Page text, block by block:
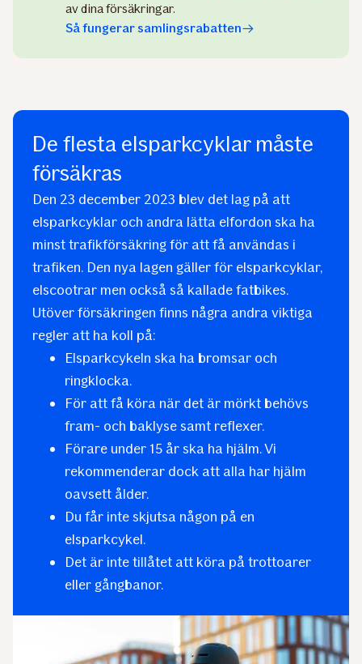
av dina försäkringar.
Så fungerar samlingsrabatten
De flesta elsparkcyklar måste
försäkras
Den 23 december 2023 blev det lag på att
elsparkcyklar och andra lätta elfordon ska ha
minst trafikförsäkring för att få användas i
trafiken. Den nya lagen gäller för elsparkcyklar,
elscootrar men också så kallade fatbikes.
Utöver försäkringen finns några andra viktiga
regler att ha koll på:
Elsparkcykeln ska ha bromsar och
ringklocka.
För att få köra när det är mörkt behövs
fram- och baklyse samt reflexer.
Förare under 15 år ska ha hjälm. Vi
rekommenderar dock att alla har hjälm
oavsett ålder.
Du får inte skjutsa någon på en
elsparkcykel.
Det är inte tillåtet att köra på trottoarer
eller gångbanor.